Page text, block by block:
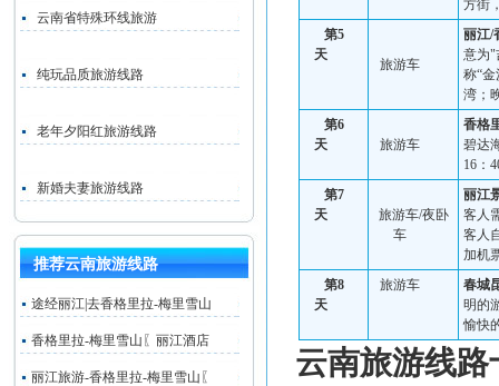
云南省特殊环线旅游
纯玩品质旅游线路
老年夕阳红旅游线路
新婚夫妻旅游线路
推荐云南旅游线路
途经丽江|去香格里拉-梅里雪山
香格里拉-梅里雪山〖丽江酒店
丽江旅游-香格里拉-梅里雪山〖
方街
第5
天
旅游车
丽江/
意为"
称“
湾；
第6
天
旅游车
香格
碧达
16 ：
第7
天
旅游车/夜卧
车
丽江
客人
客人
加机
第8
天
旅游车 春城
明的
愉快
云南旅游线